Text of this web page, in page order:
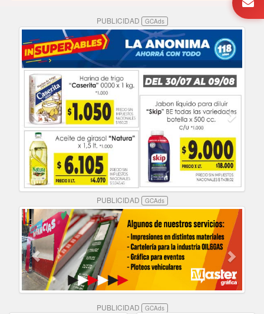
PUBLICIDAD GCAds
PUBLICIDAD GCAds
PUBLICIDAD GCAds